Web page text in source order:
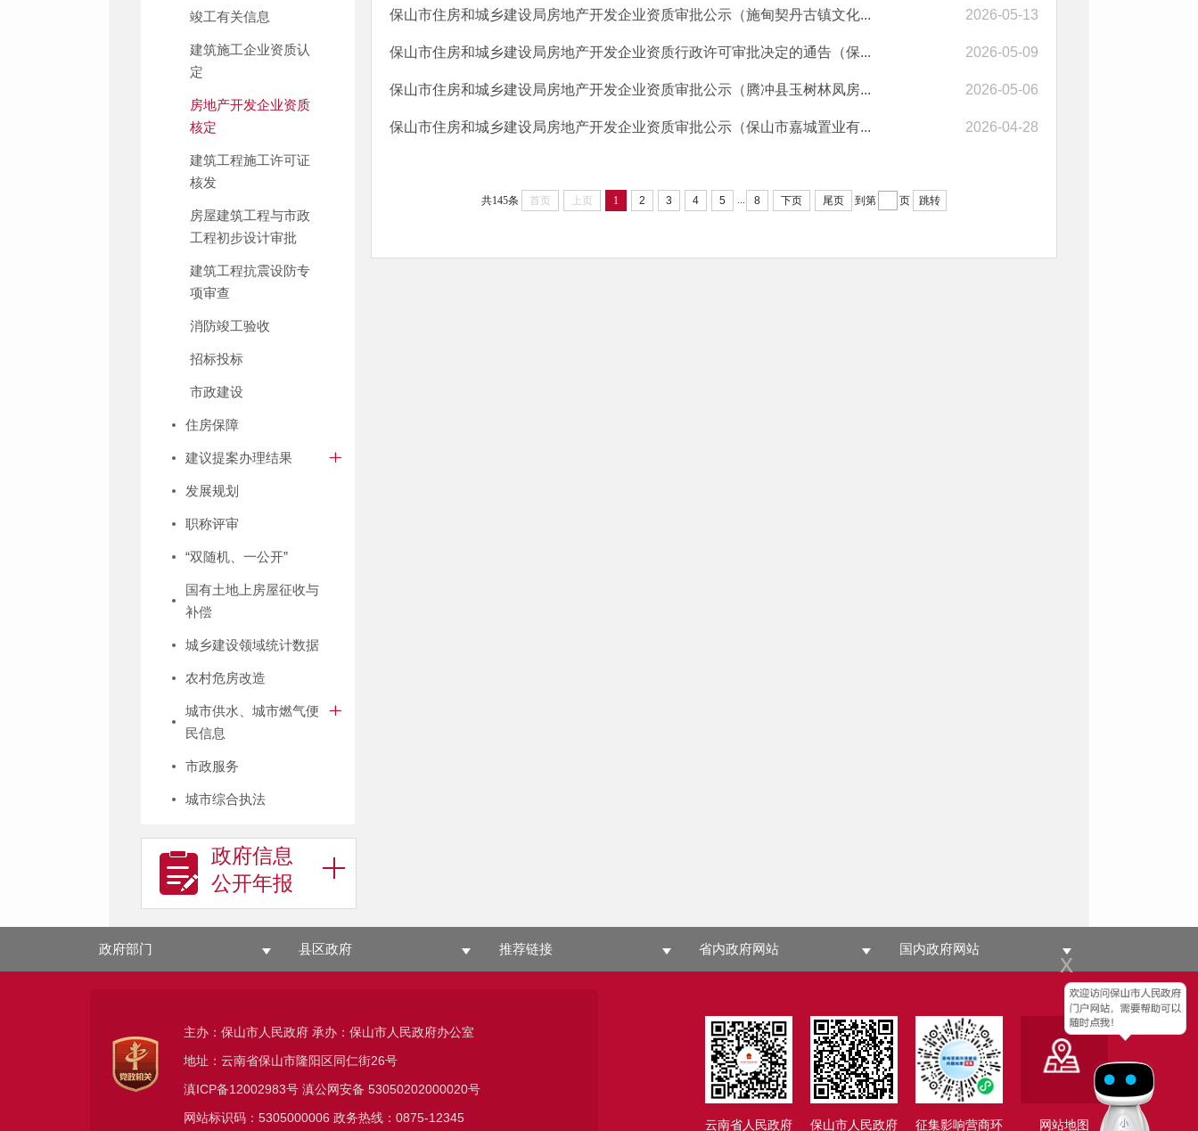
x
竣工有关信息
建筑施工企业资质认
定
房地产开发企业资质
核定
建筑工程施工许可证
核发
房屋建筑工程与市政
工程初步设计审批
建筑工程抗震设防专
项审查
消防竣工验收
招标投标
市政建设
住房保障
建议提案办理结果
发展规划
职称评审
“双随机、一公开”
国有土地上房屋征收与
补偿
城乡建设领域统计数据
农村危房改造
城市供水、城市燃气便
民信息
市政服务
城市综合执法
政府信息
公开年报
保山市住房和城乡建设局房地产开发企业资质审批公示（施甸契丹古镇文化... 2026-05-13
保山市住房和城乡建设局房地产开发企业资质行政许可审批决定的通告（保... 2026-05-09
保山市住房和城乡建设局房地产开发企业资质审批公示（腾冲县玉树林凤房... 2026-05-06
保山市住房和城乡建设局房地产开发企业资质审批公示（保山市嘉城置业有... 2026-04-28
共145条 首页 上页 1 2 3 4 5 ... 8 下页 尾页 到第 页 跳转
政府部门 县区政府 推荐链接 省内政府网站 国内政府网站
云南省人民政府 保山市人民政府 征集影响营商环 网站地图
主办：保山市人民政府 承办：保山市人民政府办公室
地址：云南省保山市隆阳区同仁街26号
滇ICP备12002983号滇公网安备 53050202000020号
网站标识码：5305000006 政务热线：0875-12345